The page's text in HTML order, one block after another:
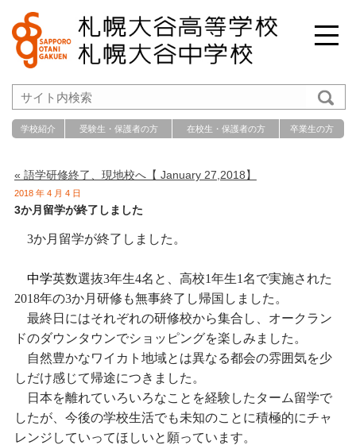
学校紹介 受験生・保護者の方 在校生・保護者の方 卒業生の方
« 語学研修終了、現地校へ【 January 27,2018】
2018 年 4 月 4 日
3か月留学が終了しました
3か月留学が終了しました。
中学英数選抜3年生4名と、高校1年生1名で実施された
2018年の3か月研修も無事終了し帰国しました。
最終日にはそれぞれの研修校から集合し、オークラン
ドのダウンタウンでショッピングを楽しみました。
自然豊かなワイカト地域とは異なる都会の雰囲気を少
しだけ感じて帰途につきました。
日本を離れていろいろなことを経験したターム留学で
したが、今後の学校生活でも未知のことに積極的にチャ
レンジしていってほしいと願っています。